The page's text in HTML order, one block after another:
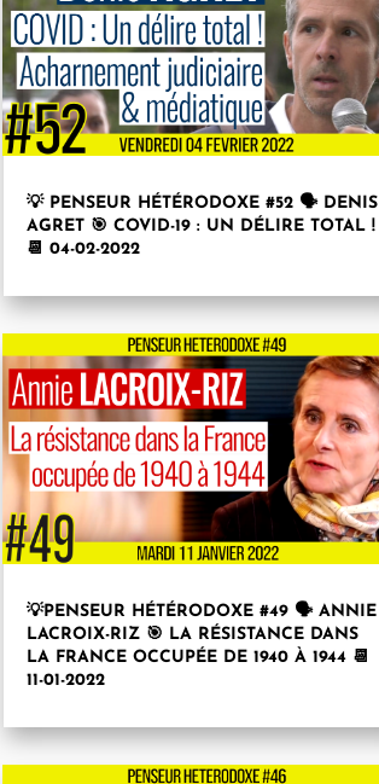
💡 PENSEUR HÉTÉRODOXE #52 🗣 DENIS
AGRET 🎯 COVID-19 : UN DÉLIRE TOTAL !
📆 04-02-2022
💡PENSEUR HÉTÉRODOXE #49 🗣 ANNIE
LACROIX-RIZ 🎯 LA RÉSISTANCE DANS
LA FRANCE OCCUPÉE DE 1940 À 1944 📆
11-01-2022